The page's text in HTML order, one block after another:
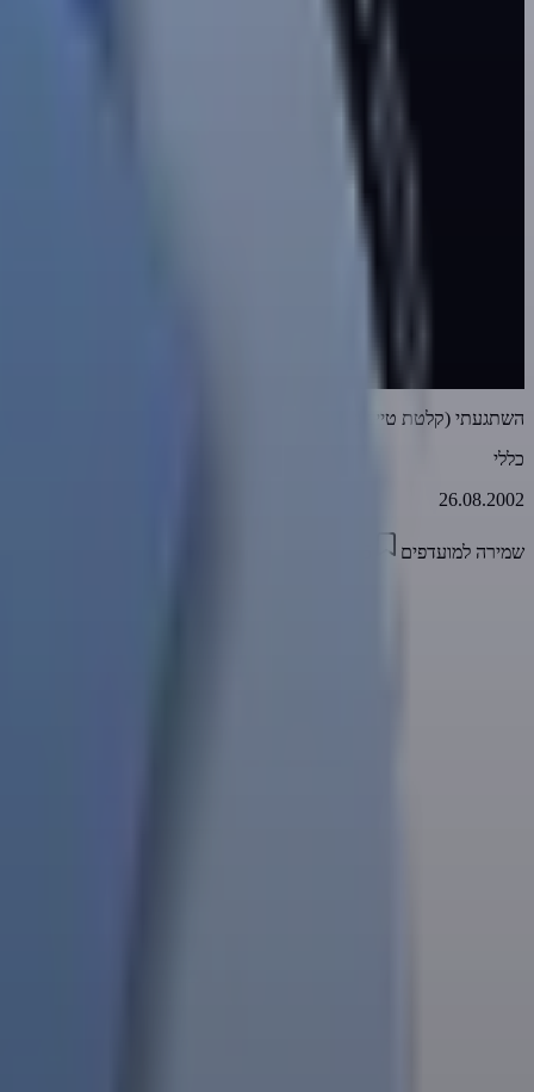
השתגעתי (קלטת טייפ מס' 329)
כללי
26.08.2002
שמירה למועדפים